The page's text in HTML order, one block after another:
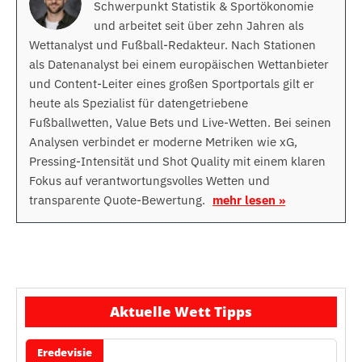
Schwerpunkt Statistik & Sportökonomie
und arbeitet seit über zehn Jahren als
Wettanalyst und Fußball-Redakteur. Nach Stationen
als Datenanalyst bei einem europäischen Wettanbieter
und Content-Leiter eines großen Sportportals gilt er
heute als Spezialist für datengetriebene
Fußballwetten, Value Bets und Live-Wetten. Bei seinen
Analysen verbindet er moderne Metriken wie xG,
Pressing-Intensität und Shot Quality mit einem klaren
Fokus auf verantwortungsvolles Wetten und
transparente Quote-Bewertung. mehr lesen »
Aktuelle Wett Tipps
Eredevisie